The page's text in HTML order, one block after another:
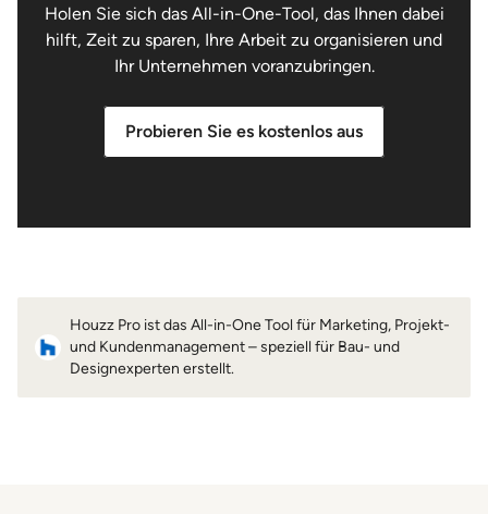
Holen Sie sich das All-in-One-Tool, das Ihnen dabei
hilft, Zeit zu sparen, Ihre Arbeit zu organisieren und
Ihr Unternehmen voranzubringen.
Probieren Sie es kostenlos aus
Houzz Pro ist das All-in-One Tool für Marketing, Projekt-
und Kundenmanagement – speziell für Bau- und
Designexperten erstellt.